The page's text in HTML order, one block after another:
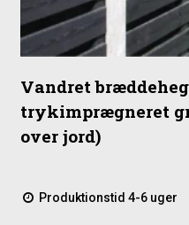
Vandret
trykimprægneret
over jord)
Produktionstid 4-6 uger